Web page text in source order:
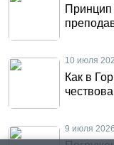
10 июля
Как в
9 июля